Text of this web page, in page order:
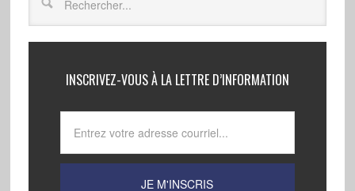
INSCRIVEZ-VOUS À LA LETTRE D’INFORMATION